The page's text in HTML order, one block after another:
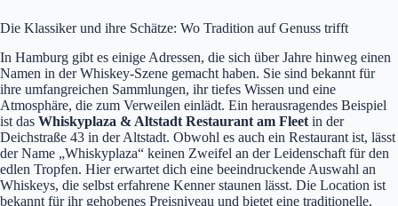
Die Klassiker und ihre Schätze: Wo Tradition auf Genuss trifft
In Hamburg gibt es einige Adressen, die sich über Jahre hinweg einen
Namen in der Whiskey-Szene gemacht haben. Sie sind bekannt für
ihre umfangreichen Sammlungen, ihr tiefes Wissen und eine
Atmosphäre, die zum Verweilen einlädt. Ein herausragendes Beispiel
ist das Whiskyplaza & Altstadt Restaurant am Fleet in der
Deichstraße 43 in der Altstadt. Obwohl es auch ein Restaurant ist, lässt
der Name „Whiskyplaza“ keinen Zweifel an der Leidenschaft für den
edlen Tropfen. Hier erwartet dich eine beeindruckende Auswahl an
Whiskeys, die selbst erfahrene Kenner staunen lässt. Die Location ist
bekannt für ihr gehobenes Preisniveau und bietet eine traditionelle,